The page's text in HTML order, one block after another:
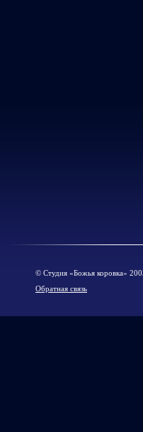
© Cтудия «Божья коровка»
Обратная связь